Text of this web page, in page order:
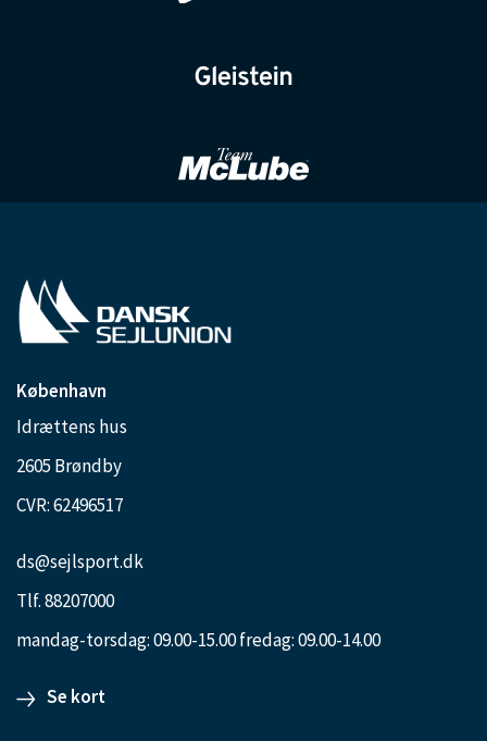
København
Idrættens hus
2605 Brøndby
CVR: 62496517
ds@sejlsport.dk
Tlf. 88207000
mandag-torsdag: 09.00-15.00 fredag: 09.00-14.00
Se kort